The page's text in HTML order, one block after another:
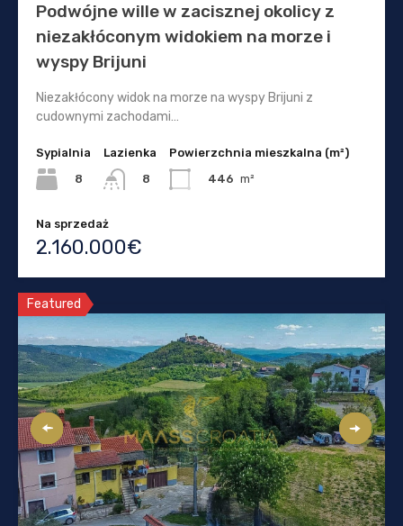
Podwójne wille w zacisznej okolicy z
niezakłóconym widokiem na morze i
wyspy Brijuni
Niezakłócony widok na morze na wyspy Brijuni z
cudownymi zachodami…
Sypialnia
8
Lazienka
8
Powierzchnia mieszkalna (m²)
446 m²
Na sprzedaż
2.160.000€
Featured